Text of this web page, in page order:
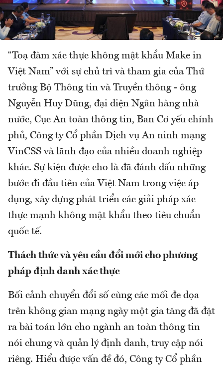
“Toạ đàm xác thực không mật khẩu Make in
Việt Nam” với sự chủ trì và tham gia của Thứ
trưởng Bộ Thông tin và Truyền thông - ông
Nguyễn Huy Dũng, đại diện Ngân hàng nhà
nước, Cục An toàn thông tin, Ban Cơ yếu chính
phủ, Công ty Cổ phần Dịch vụ An ninh mạng
VinCSS và lãnh đạo của nhiều doanh nghiệp
khác. Sự kiện được cho là đã đánh dấu những
bước đi đầu tiên của Việt Nam trong việc áp
dụng, xây dựng phát triển các giải pháp xác
thực mạnh không mật khẩu theo tiêu chuẩn
quốc tế.
Thách thức và yêu cầu đổi mới cho phương
pháp định danh xác thực
Bối cảnh chuyển đổi số cùng các mối đe dọa
trên không gian mạng ngày một gia tăng đã đặt
ra bài toán lớn cho ngành an toàn thông tin
nói chung và quản lý định danh, truy cập nói
riêng. Hiểu được vấn đề đó, Công ty Cổ phần